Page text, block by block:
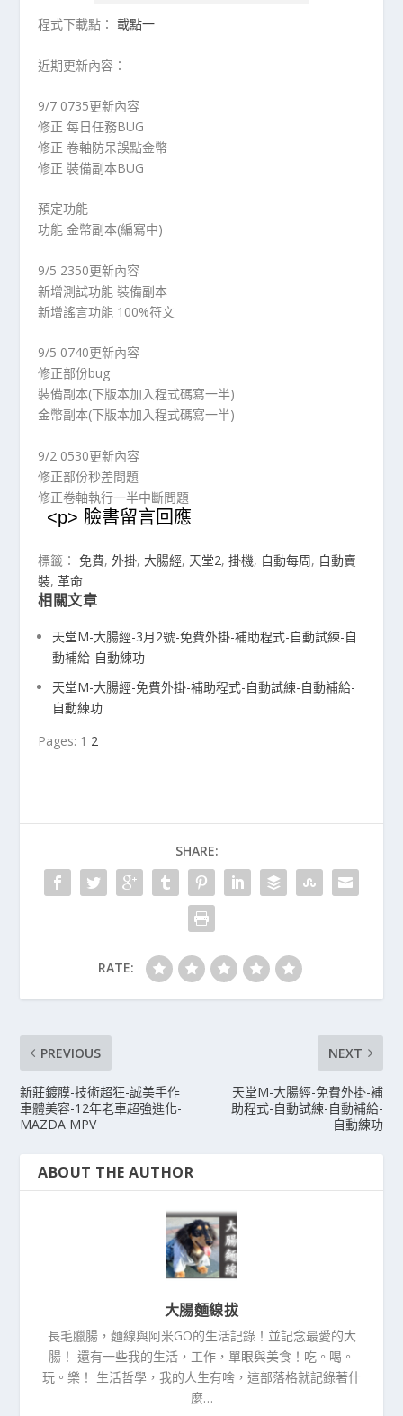
程式下載點：載點一
近期更新內容：
9/7 0735更新內容
修正 每日任務BUG
修正 卷軸防呆誤點金幣
修正 裝備副本BUG
預定功能
功能 金幣副本(編寫中)
9/5 2350更新內容
新增測試功能 裝備副本
新增謠言功能 100%符文
9/5 0740更新內容
修正部份bug
裝備副本(下版本加入程式碼寫一半)
金幣副本(下版本加入程式碼寫一半)
9/2 0530更新內容
修正部份秒差問題
修正卷軸執行一半中斷問題
<p> 臉書留言回應
標籤：免費,外掛,大腸經, 天堂2,掛機, 自動每周, 自動賣
裝, 革命
相關文章
天堂M-大腸經-3月2號-免費外掛-補助程式-自動試練-自
動補給-自動練功
天堂M-大腸經-免費外掛-補助程式-自動試練-自動補給-
自動練功
Pages: 1 2
SHARE:
RATE:
PREVIOUS
新莊鍍膜-技術超狂-誠美手作
車體美容-12年老車超強進化-
MAZDA MPV
NEXT
天堂M-大腸經-免費外掛-補
助程式-自動試練-自動補給-
自動練功
ABOUT THE AUTHOR
大腸麵線拔
長毛臘腸，麵線與阿米GO的生活記錄！並記念最愛的大
腸！ 還有一些我的生活，工作，單眼與美食！吃。喝。
玩。樂！ 生活哲學，我的人生有啥，這部落格就記錄著什
麼…